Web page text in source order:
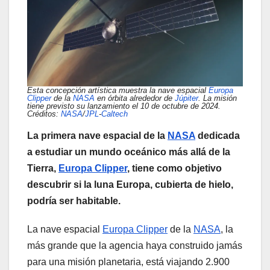
Esta concepción artística muestra la nave espacial Europa
Clipperde la NASA en órbita alrededor de Júpiter. La misión
tiene previsto su lanzamiento el 10 de octubre de 2024.
Créditos: NASA/JPL -Caltech
La primera nave espacial de la NASA dedicada
a estudiar un mundo oceánico más allá de la
Tierra, Europa Clipper, tiene como objetivo
descubrir si la luna Europa, cubierta de hielo,
podría ser habitable.
La nave espacial Europa Clipper de la NASA, la
más grande que la agencia haya construido jamás
para una misión planetaria, está viajando 2.900